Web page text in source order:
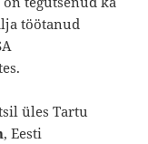
töötanud
üles Tartu
, Eesti